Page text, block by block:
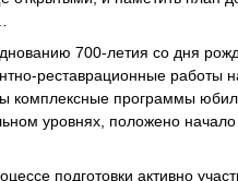
700-летия со дня
реставрационные работы
комплексные программы
уровнях, положено начало
подготовки активно